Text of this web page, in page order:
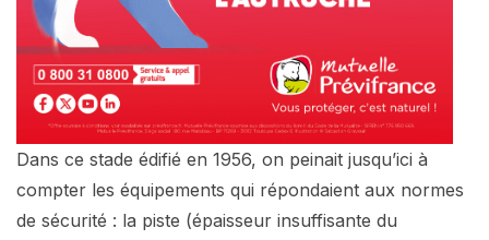
Dans ce stade édifié en 1956, on peinait jusqu’ici à
compter les équipements qui répondaient aux normes
de sécurité : la piste (épaisseur insuffisante du